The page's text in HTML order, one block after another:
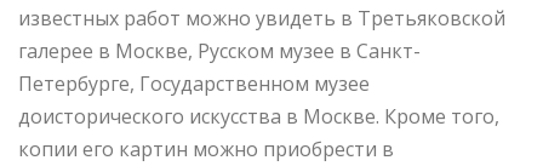
известных работ можно увидеть в Третьяковской
галерее в Москве, Русском музее в Санкт-
Петербурге, Государственном музее
доисторического искусства в Москве. Кроме того,
копии его картин можно приобрести в